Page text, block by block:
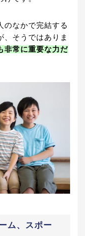
のなかで完結する
、そうではありま
非常に重要な力だ
ム、スポー